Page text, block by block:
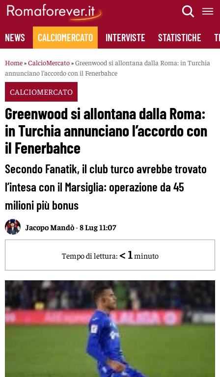
Skip
content
NEWS CALCIOMERCATO INTERVISTE STATISTICHE
Home»CalcioMercato»Greenwood si allontana dalla Roma: in Turchia
annunciano l’accordo con il Fenerbahce
CALCIOMERCATO
Greenwood si allontana dalla Roma:
in Turchia annunciano l’accordo con
il Fenerbahce
Secondo Fanatik, il club turco avrebbe trovato
l’intesa con il Marsiglia: operazione da 45
milioni più bonus
Jacopo Mandò-8 Lug 11:07
Tempo di lettura: < 1 minuto